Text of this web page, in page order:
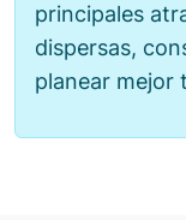
principales
dispersas,
planear mejor